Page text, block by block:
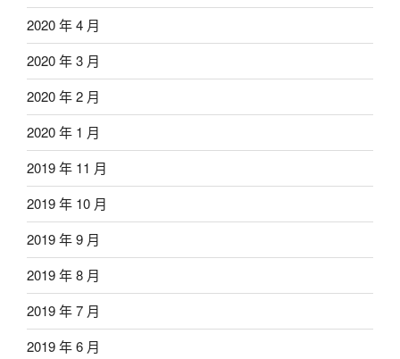
2020 年 4 月
2020 年 3 月
2020 年 2 月
2020 年 1 月
2019 年 11 月
2019 年 10 月
2019 年 9 月
2019 年 8 月
2019 年 7 月
2019 年 6 月